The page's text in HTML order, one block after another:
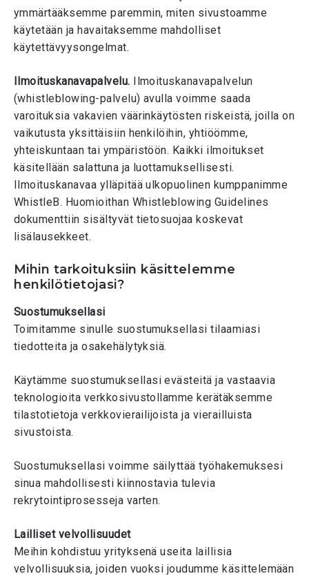
ymmärtääksemme paremmin, miten sivustoamme
käytetään ja havaitaksemme mahdolliset
käytettävyysongelmat.
Ilmoituskanavapalvelu. Ilmoituskanavapalvelun
(whistleblowing-palvelu) avulla voimme saada
varoituksia vakavien väärinkäytösten riskeistä, joilla on
vaikutusta yksittäisiin henkilöihin, yhtiöömme,
yhteiskuntaan tai ympäristöön. Kaikki ilmoitukset
käsitellään salattuna ja luottamuksellisesti.
Ilmoituskanavaa ylläpitää ulkopuolinen kumppanimme
WhistleB. Huomioithan Whistleblowing Guidelines
dokumenttiin sisältyvät tietosuojaa koskevat
lisälausekkeet.
Mihin tarkoituksiin käsittelemme
henkilötietojasi?
Suostumuksellasi
Toimitamme sinulle suostumuksellasi tilaamiasi
tiedotteita ja osakehälytyksiä.
Käytämme suostumuksellasi evästeitä ja vastaavia
teknologioita verkkosivustollamme kerätäksemme
tilastotietoja verkkovierailijoista ja vierailluista
sivustoista.
Suostumuksellasi voimme säilyttää työhakemuksesi
sinua mahdollisesti kiinnostavia tulevia
rekrytointiprosesseja varten.
Lailliset velvollisuudet
Meihin kohdistuu yrityksenä useita laillisia
velvollisuuksia, joiden vuoksi joudumme käsittelemään